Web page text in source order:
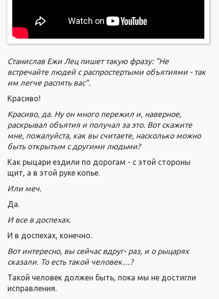
Станислав Ежи Лец пишет такую фразу: "Не
встречайте людей с распростертыми объятиями - так
им легче распять вас".
Красиво!
Красиво, да. Ну он много пережил и, наверное,
раскрывал объятия и получал за это. Вот скажите
мне, пожалуйста, как вы считаете, насколько можно
быть открытым с другими людьми?
Как рыцари ездили по дорогам - с этой стороны
щит, а в этой руке копье.
Или меч.
Да.
И все в доспехах.
И в доспехах, конечно.
Вот интересно, вы сейчас вдруг- раз, и о рыцарях
сказали. То есть такой человек…?
Такой человек должен быть, пока мы не достигли
исправления.